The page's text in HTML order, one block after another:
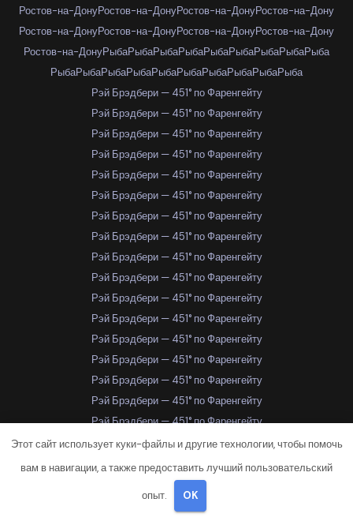
Ростов-на-ДонуРостов-на-ДонуРостов-на-ДонуРостов-на-Дону
Ростов-на-ДонуРостов-на-ДонуРостов-на-ДонуРостов-на-Дону
Ростов-на-ДонуРыбаРыбаРыбаРыбаРыбаРыбаРыбаРыбаРыба
РыбаРыбаРыбаРыбаРыбаРыбаРыбаРыбаРыбаРыба
Рэй Брэдбери — 451° по Фаренгейту
Рэй Брэдбери — 451° по Фаренгейту
Рэй Брэдбери — 451° по Фаренгейту
Рэй Брэдбери — 451° по Фаренгейту
Рэй Брэдбери — 451° по Фаренгейту
Рэй Брэдбери — 451° по Фаренгейту
Рэй Брэдбери — 451° по Фаренгейту
Рэй Брэдбери — 451° по Фаренгейту
Рэй Брэдбери — 451° по Фаренгейту
Рэй Брэдбери — 451° по Фаренгейту
Рэй Брэдбери — 451° по Фаренгейту
Рэй Брэдбери — 451° по Фаренгейту
Рэй Брэдбери — 451° по Фаренгейту
Рэй Брэдбери — 451° по Фаренгейту
Рэй Брэдбери — 451° по Фаренгейту
Рэй Брэдбери — 451° по Фаренгейту
Рэй Брэдбери — 451° по Фаренгейту
Рэй Брэдбери — 451° по Фаренгейту
Рэй Брэдбери — 451° по Фаренгейту
Рэй Брэдбери — 451° по Фаренгейту
Рэй Брэдбери — 451° по Фаренгейту
Этот сайт использует куки-файлы и другие технологии, чтобы помочь
вам в навигации, а также предоставить лучший пользовательский
опыт. OK